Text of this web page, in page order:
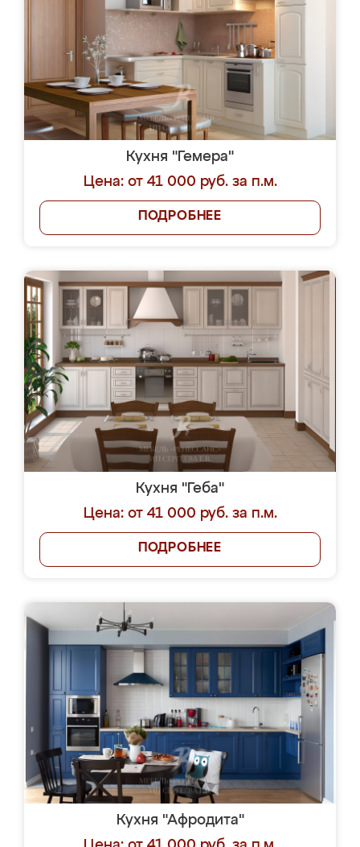
Кухня "Гемера"
Цена: от 41 000 руб. за п.м.
ПОДРОБНЕЕ
Кухня "Геба"
Цена: от 41 000 руб. за п.м.
ПОДРОБНЕЕ
Кухня "Афродита"